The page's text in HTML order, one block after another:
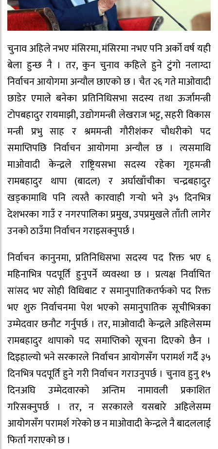
चुनाव अहिले नभए मंसिरमा, मंसिरमा नभए पनि अर्को वर्ष यही
बेला हुन्छ नै । तर, कुन चुनाव कहिले हुने टुंगो नलाग्दा
निर्वाचन आयोगमा अन्यौल छाएको छ । चैत २६ गते माओवादी
छाडेर एमाले बनेका प्रतिनिधिसभा सदस्य तथा ऊर्जामन्त्री
टोपबहादुर रायमाझी, उद्योगमन्त्री लेखराज भट्ट, सहरी विकास
मन्त्री प्रभु साह र श्रममन्त्री गौरीशंकर चौधरीको पद
समाप्तिपछि निर्वाचन आयोगमा अन्यौल छ । त्यसमाथि
माओवादी केन्द्रले राष्ट्रियसभा सदस्य रहेका गृहमन्त्री
रामबहादुर थापा (बादल) र अर्घाखाँचीका चन्द्रबहादुर
खड्कामाथि पनि त्यस्तै कारवाही गर्‍यो भने ३५ दिनभित्र
देशभरका गाउँ र नगरपालिका प्रमुख, उपप्रमुखले ताँती लागेर
उनको ठाउँमा निर्वाचन गराइसक्नुपर्छ ।
निर्वाचन कानुनमा, प्रतिनिधिसभा सदस्य पद रिक्त भए ६
महिनाभित्र पदपूर्ति हुनुपर्ने व्यवस्था छ । प्रत्यक्ष निर्वाचित
सांसद भए सोही विधिबाट र समानुपातिकतर्फको पद रिक्त
भए शुरु निर्वाचनमा पेश भएको समानुपातिक सूचीभित्रका
उम्मेदवार छनौट गर्नुपर्छ । तर, माओवादी केन्द्रले अहिलेसम्म
रामबहादुर थापाको पद समाप्तिको सूचना दिएको छैन ।
दिइहाल्यो भने सरकारले निर्वाचन आयोगसँग परामर्श गर्दै ३५
दिनभित्र पदपूर्ति हुने गरी निर्वाचन गराउनुपर्छ । चुनाव हुनु १५
दिनअघि उम्मेदवारको अन्तिम नामावली प्रकाशित
गरिसक्नुपर्छ । तर, न सरकारले यसबारे अहिलेसम्म
आयोगसँग परामर्श गरेको छ न माओवादी केन्द्रले नै बादललाई
फिर्ता गराएको छ ।